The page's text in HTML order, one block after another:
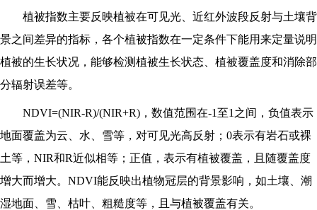
植被指数主要反映植被在可见光、近红外波段反射与土壤背
景之间差异的指标，各个植被指数在一定条件下能用来定量说明
植被的生长状况，能够检测植被生长状态、植被覆盖度和消除部
分辐射误差等。
NDVI=(NIR-R)/(NIR+R) ，数值范围在-1至1之间，负值表示
地面覆盖为云、水、雪等，对可见光高反射；0表示有岩石或裸
土等，NIR和R近似相等；正值，表示有植被覆盖，且随覆盖度
增大而增大。NDVI能反映出植物冠层的背景影响，如土壤、潮
湿地面、雪、枯叶、粗糙度等，且与植被覆盖有关。